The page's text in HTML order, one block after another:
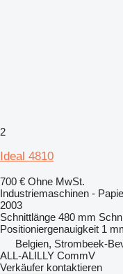
2
Ideal 4810
700 € Ohne MwSt.
Industriemaschinen -
2003
Schnittlänge 480 mm
Positioniergenauigkeit 1
Belgien, Strombeek-
ALL-ALILLY CommV
Verkäufer kontaktieren